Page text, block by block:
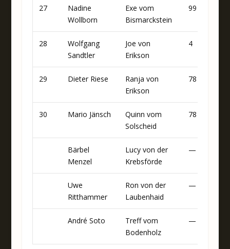
27
Nadine
Wollborn
Exe vom
Bismarckstein
99
28
Wolfgang
Sandtler
Joe von
Erikson
4
29 Dieter Riese
Ranja von
Erikson
78
30 Mario Jänsch
Quinn vom
Solscheid
78
Bärbel
Menzel
Lucy von der
Krebsförde
—
Uwe
Ritthammer
Ron von der
Laubenhaid
—
André Soto
Treff vom
Bodenholz
—